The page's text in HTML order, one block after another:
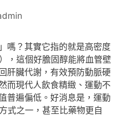
嗎？其實它指的就是高密度
，這個好膽固醇能將血管壁
肝臟代謝，有效預防動脈硬
而現代人飲食精緻、運動不
普遍偏低。好消息是，運動
式之一，甚至比藥物更自